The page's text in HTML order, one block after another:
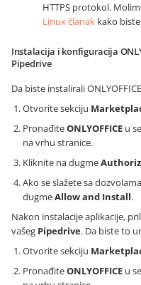
HTTPS protokol.
Linux članak kako
Instalacija i konfiguracija
Pipedrive
Da biste instalirali
Otvorite sekciju
PronađiteONLYOFFICE u
na vrhu stranice.
Kliknite na dugme
Ako se slažete sa
dugmeAllow and Install.
Nakon instalacije aplikacije,
vašeg Pipedrive. Da biste to
Otvorite sekciju
PronađiteONLYOFFICE u